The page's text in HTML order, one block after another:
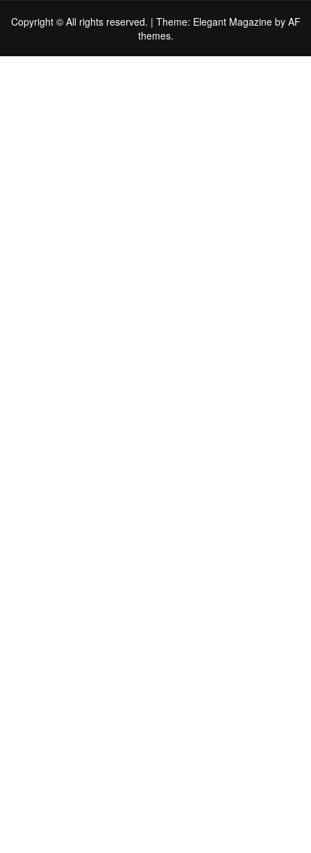
Copyright © All rights reserved. | Theme: Elegant Magazineby AF
themes.